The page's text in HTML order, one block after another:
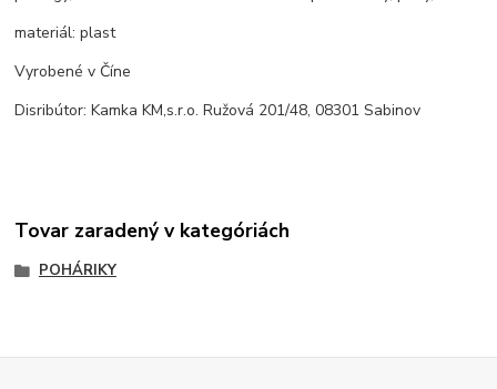
materiál: plast
Vyrobené v Číne
Disribútor: Kamka KM,s.r.o. Ružová 201/48, 08301 Sabinov
Tovar zaradený v kategóriách
POHÁRIKY